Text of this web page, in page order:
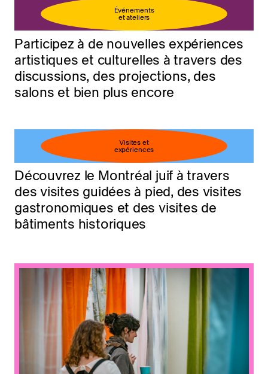
Événements
et ateliers
Participez à de nouvelles expériences
artistiques et culturelles à travers des
discussions, des projections, des
salons et bien plus encore
Visites et
expériences
Découvrez le Montréal juif à travers
des visites guidées à pied, des visites
gastronomiques et des visites de
bâtiments historiques